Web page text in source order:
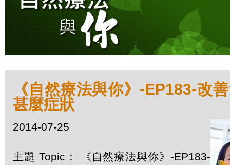
《自然療法與你》-EP183-改
甚麼症狀
2014-07-25
主題 Topic： 《自然療法與你》-EP183-